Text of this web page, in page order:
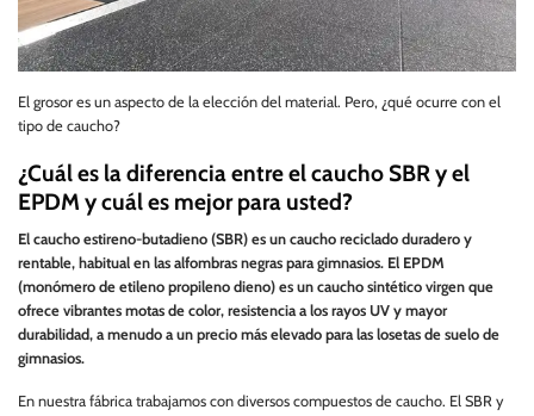
El grosor es un aspecto de la elección del material. Pero, ¿qué ocurre con el
tipo de caucho?
¿Cuál es la diferencia entre el caucho SBR y el
EPDM y cuál es mejor para usted?
El caucho estireno-butadieno (SBR) es un caucho reciclado duradero y
rentable, habitual en las alfombras negras para gimnasios. El EPDM
(monómero de etileno propileno dieno) es un caucho sintético virgen que
ofrece vibrantes motas de color, resistencia a los rayos UV y mayor
durabilidad, a menudo a un precio más elevado para las losetas de suelo de
gimnasios.
En nuestra fábrica trabajamos con diversos compuestos de caucho. El SBR y